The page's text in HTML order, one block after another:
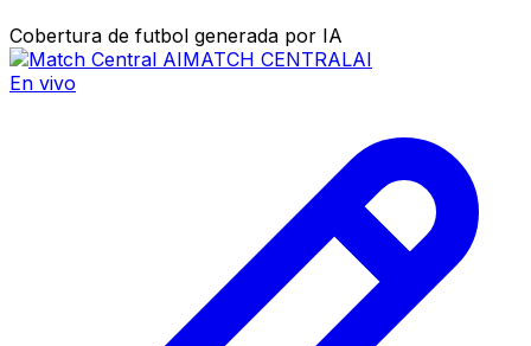
Cobertura de futbol generada por IA
MATCH CENTRALAI
En vivo